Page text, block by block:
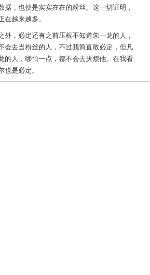
据，也便是实实在在的粉丝。这一切证明，
在越来越多。
，必定还有之前压根不知道朱一龙的人，
会去当粉丝的人，不过我简直敢必定，但凡
的人，哪怕一点，都不会去厌烦他。在我看
也是必定。